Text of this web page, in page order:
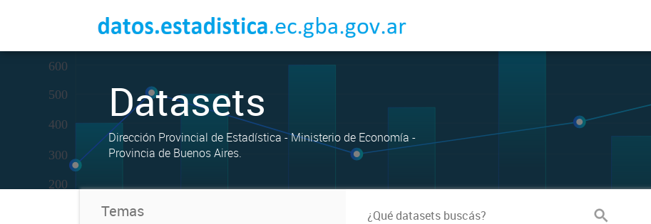
Datasets
Dirección Provincial de Estadística - Ministerio de Economía -
Provincia de Buenos Aires.
Temas